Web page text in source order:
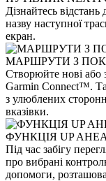
Дізнайтесь
назву наступної
екран.
МАРШРУТИ З
Створюйте нові або
Garmin Connect™.
з улюблених
вказівки.
ФУНКЦІЯ UP
Під час забігу
про вибрані
допомоги,